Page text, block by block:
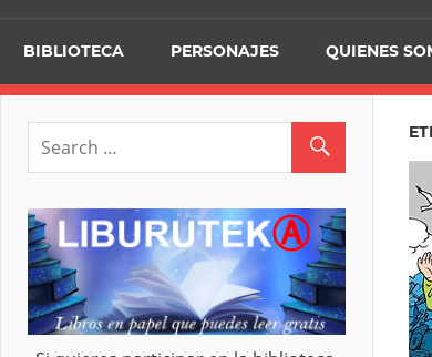
BIBLIOTECA PERSONAJES QUIENES